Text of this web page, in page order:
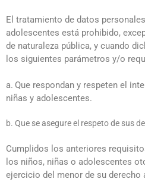
El tratamiento de datos
adolescentes está prohibido,
de naturaleza pública, y cuando
los siguientes parámetros y/o
a. Que respondan y respeten el
niñas y adolescentes.
b. Que se asegure el respeto de sus
Cumplidos los anteriores
los niños, niñas o adolescentes
ejercicio del menor de su derecho